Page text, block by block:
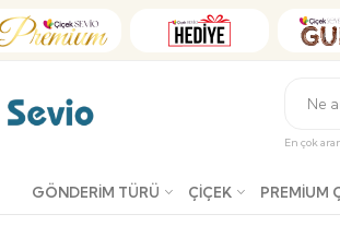
En çok
GÖNDERIM TÜRÜ ÇIÇEK PREMIUM